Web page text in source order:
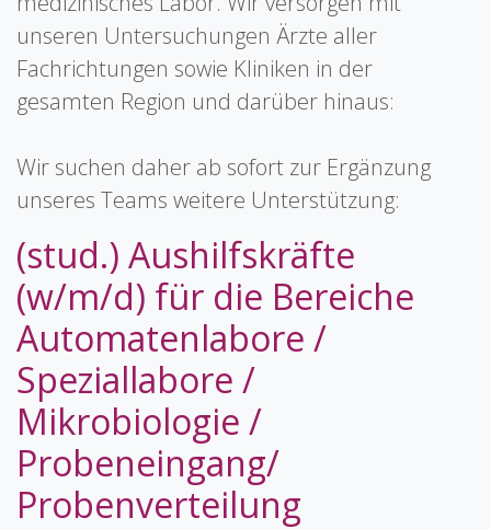
unseren Untersuchungen Ärzte aller
Fachrichtungen sowie Kliniken in der
gesamten Region und darüber hinaus:
Wir suchen daher ab sofort zur Ergänzung
unseres Teams weitere Unterstützung:
(stud.) Aushilfskräfte
(w/m/d) für die Bereiche
Automatenlabore /
Speziallabore /
Mikrobiologie /
Probeneingang/
Probenverteilung